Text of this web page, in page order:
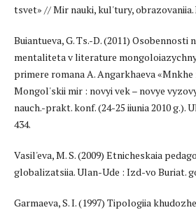
tsvet» // Mir nauki, kul'tury, obrazovaniia.
Buiantueva, G. Ts.-D. (2011) Osobennosti
mentaliteta v literature
primere romana A. Angarkhaeva
Mongol'skii mir : novyi vek – novye
nauch.-prakt. konf. (24-25 iiunia 2010 g.).
434.
Vasil'eva, M. S. (2009) Etnicheskaia
globalizatsiia. Ulan-Ude : Izd-vo Buriat.
Garmaeva, S. I. (1997) Tipologiia